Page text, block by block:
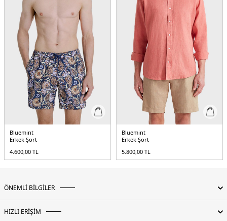
Bluemint
Erkek Şort
4.600,00 TL
Bluemint
Erkek Şort
5.800,00 TL
ÖNEMLİ BİLGİLER
HIZLI ERİŞİM